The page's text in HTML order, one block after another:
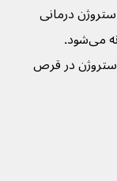
درمانی
شروع می‌شود و باعث شروع دوره‌های ماهانه می‌شود.
در قرص